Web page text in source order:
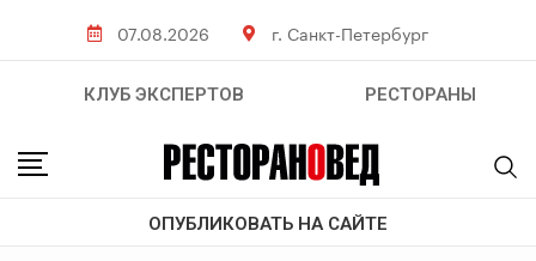
07.08.2026 г. Санкт-Петербург
КЛУБ ЭКСПЕРТОВ РЕСТОРАНЫ
ОПУБЛИКОВАТЬ НА САЙТЕ